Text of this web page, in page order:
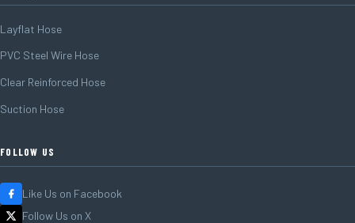
Layflat Hose
PVC Steel Wire Hose
Clear Reinforced Hose
Suction Hose
FOLLOW US
Like Us on Facebook
Follow Us on X